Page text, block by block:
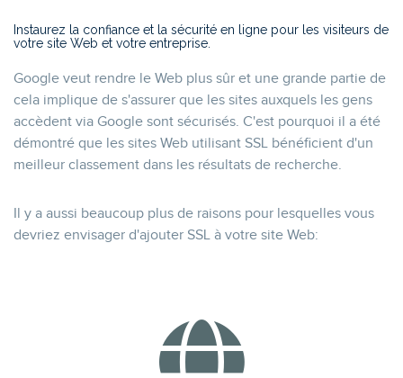
Instaurez la confiance et la sécurité en ligne pour les visiteurs de
votre site Web et votre entreprise.
Google veut rendre le Web plus sûr et une grande partie de
cela implique de s'assurer que les sites auxquels les gens
accèdent via Google sont sécurisés. C'est pourquoi il a été
démontré que les sites Web utilisant SSL bénéficient d'un
meilleur classement dans les résultats de recherche.
Il y a aussi beaucoup plus de raisons pour lesquelles vous
devriez envisager d'ajouter SSL à votre site Web: